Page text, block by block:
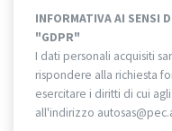
INFORMATIVA AI SENSI
"GDPR"
I dati personali acquisiti
rispondere alla richiesta
esercitare i diritti di cui
all'indirizzo